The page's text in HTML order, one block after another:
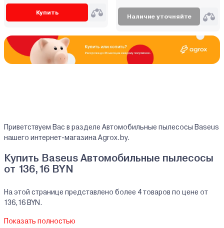
Купить
Наличие уточняйте
Приветствуем Вас в разделе Автомобильные пылесосы Baseus
нашего интернет-магазина Agrox.by.
Купить Baseus Автомобильные пылесосы
от 136,16 BYN
На этой странице представлено более 4 товаров по цене от
136,16 BYN.
предоставляем официальную гарантию.
Показать полностью